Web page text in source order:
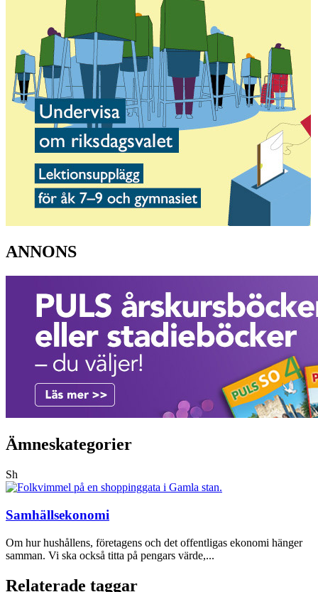
ANNONS
Ämneskategorier
Sh
Samhällsekonomi
Om hur hushållens, företagens och det offentligas ekonomi hänger
samman. Vi ska också titta på pengars värde,...
Relaterade taggar